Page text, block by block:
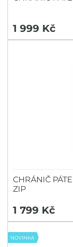
1 999 Kč
CHRÁNIČ
ZIP
1 799 Kč
NOVINKA